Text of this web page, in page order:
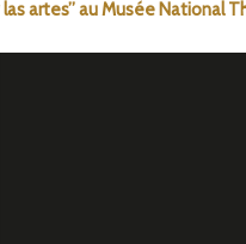
artes” au Musée National